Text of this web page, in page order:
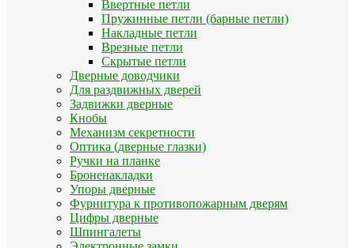
Ввертные петли
Пружинные петли (барные петли)
Накладные петли
Врезные петли
Скрытые петли
Дверные доводчики
Для раздвижных дверей
Задвижки дверные
Кнобы
Механизм секретности
Оптика (дверные глазки)
Ручки на планке
Броненакладки
Упоры дверные
Фурнитура к противопожарным дверям
Цифры дверные
Шпингалеты